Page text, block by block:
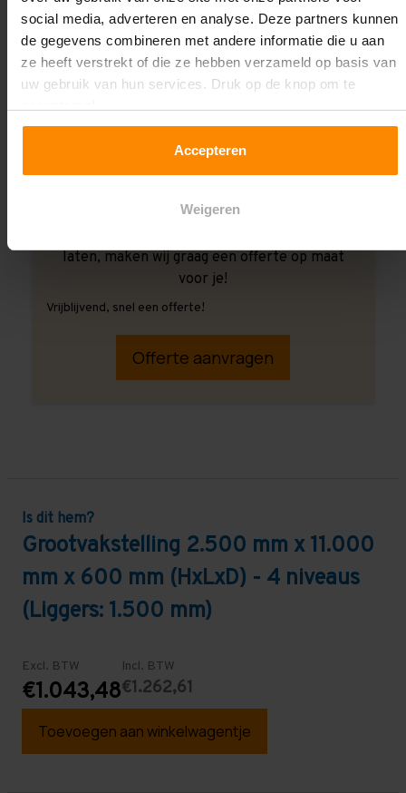
social media, adverteren en analyse. Deze partners kunnen
de gegevens combineren met andere informatie die u aan
ze heeft verstrekt of die ze hebben verzameld op basis van
uw gebruik van hun services. Druk op de knop om te
Accepteren
Weigeren
laten, maken wij graag een offerte op maat
voor je!
Vrijblijvend, snel een offerte!
Offerte aanvragen
Is dit hem?
Grootvakstelling 2.500 mm x 11.000
mm x 600 mm (HxLxD) - 4 niveaus
(Liggers: 1.500 mm)
Excl. BTW
€1.043,48
Incl. BTW
€1.262,61
Toevoegen aan winkelwagentje